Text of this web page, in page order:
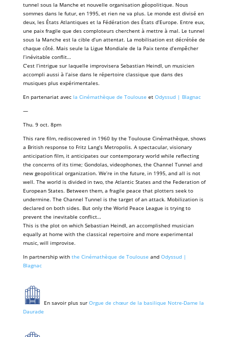
tunnel sous la Manche et nouvelle organisation géopolitique. Nous
sommes dans le futur, en 1995, et rien ne va plus. Le monde est divisé en
deux, les États Atlantiques et la Fédération des États d’Europe. Entre eux,
une paix fragile que des comploteurs cherchent à mettre à mal. Le tunnel
sous la Manche est la cible d’un attentat. La mobilisation est décrétée de
chaque côté. Mais seule la Ligue Mondiale de la Paix tente d’empêcher
l’inévitable conflit…
C’est l’intrigue sur laquelle improvisera Sebastian Heindl, un musicien
accompli aussi à l’aise dans le répertoire classique que dans des
musiques plus expérimentales.
En partenariat avec la Cinémathèque de Toulouse et Odyssud | Blagnac
—
Thu. 9 oct. 8pm
This rare film, rediscovered in 1960 by the Toulouse Cinémathèque, shows
a British response to Fritz Lang’s Metropolis. A spectacular, visionary
anticipation film, it anticipates our contemporary world while reflecting
the concerns of its time; Gondolas, videophones, the Channel Tunnel and
new geopolitical organization. We’re in the future, in 1995, and all is not
well. The world is divided in two, the Atlantic States and the Federation of
European States. Between them, a fragile peace that plotters seek to
undermine. The Channel Tunnel is the target of an attack. Mobilization is
declared on both sides. But only the World Peace League is trying to
prevent the inevitable conflict…
This is the plot on which Sebastian Heindl, an accomplished musician
equally at home with the classical repertoire and more experimental
music, will improvise.
In partnership with the Cinémathèque de Toulouse and Odyssud |
Blagnac
En savoir plus sur Orgue de chœur de la basilique Notre-Dame la
Daurade